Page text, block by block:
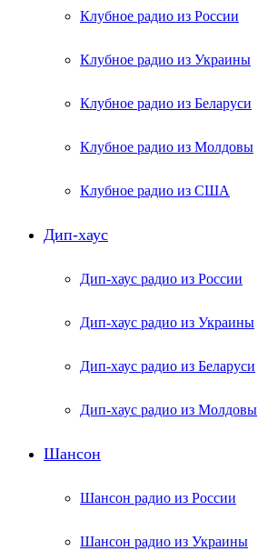
Клубное радио из России
Клубное радио из Украины
Клубное радио из Беларуси
Клубное радио из Молдовы
Клубное радио из США
Дип-хаус
Дип-хаус радио из России
Дип-хаус радио из Украины
Дип-хаус радио из Беларуси
Дип-хаус радио из Молдовы
Шансон
Шансон радио из России
Шансон радио из Украины